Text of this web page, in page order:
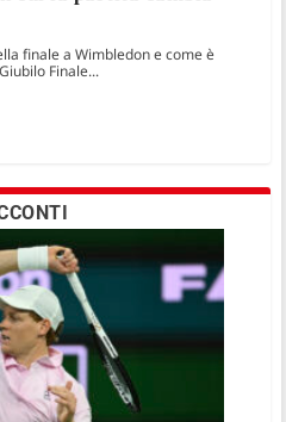
finale a Wimbledon e come è
Finale...